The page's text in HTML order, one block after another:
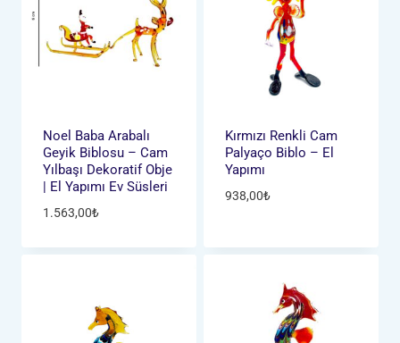
Noel Baba Arabalı
Geyik Biblosu – Cam
Yılbaşı Dekoratif Obje
| El Yapımı Ev Süsleri
1.563,00₺
Kırmızı Renkli Cam
Palyaço Biblo – El
Yapımı
938,00₺